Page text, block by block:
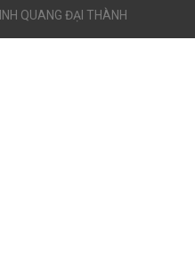
QUANG ĐẠI THÀNH